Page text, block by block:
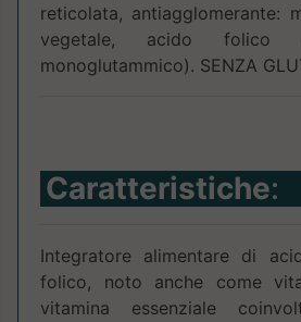
reticolata, antiagglomerante:
vegetale, acido folico
monoglutammico). SENZA
Caratteristiche:
Integratore alimentare di
folico, noto anche come
vitamina essenziale